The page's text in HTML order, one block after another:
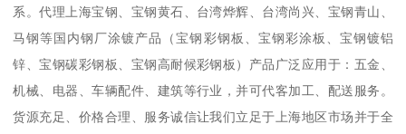
系。代理上海宝钢、宝钢黄石、台湾烨辉、台湾尚兴、宝钢青山、
马钢等国内钢厂涂镀产品（宝钢彩钢板、宝钢彩涂板、宝钢镀铝
锌、宝钢碳彩钢板、宝钢高耐候彩钢板）产品广泛应用于：五金、
机械、电器、车辆配件、建筑等行业，并可代客加工、配送服务。
货源充足、价格合理、服务诚信让我们立足于上海地区市场并于全